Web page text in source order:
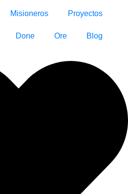
Misioneros Proyectos
Done Ore Blog